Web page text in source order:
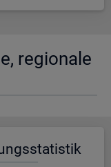
re­gio­na­le